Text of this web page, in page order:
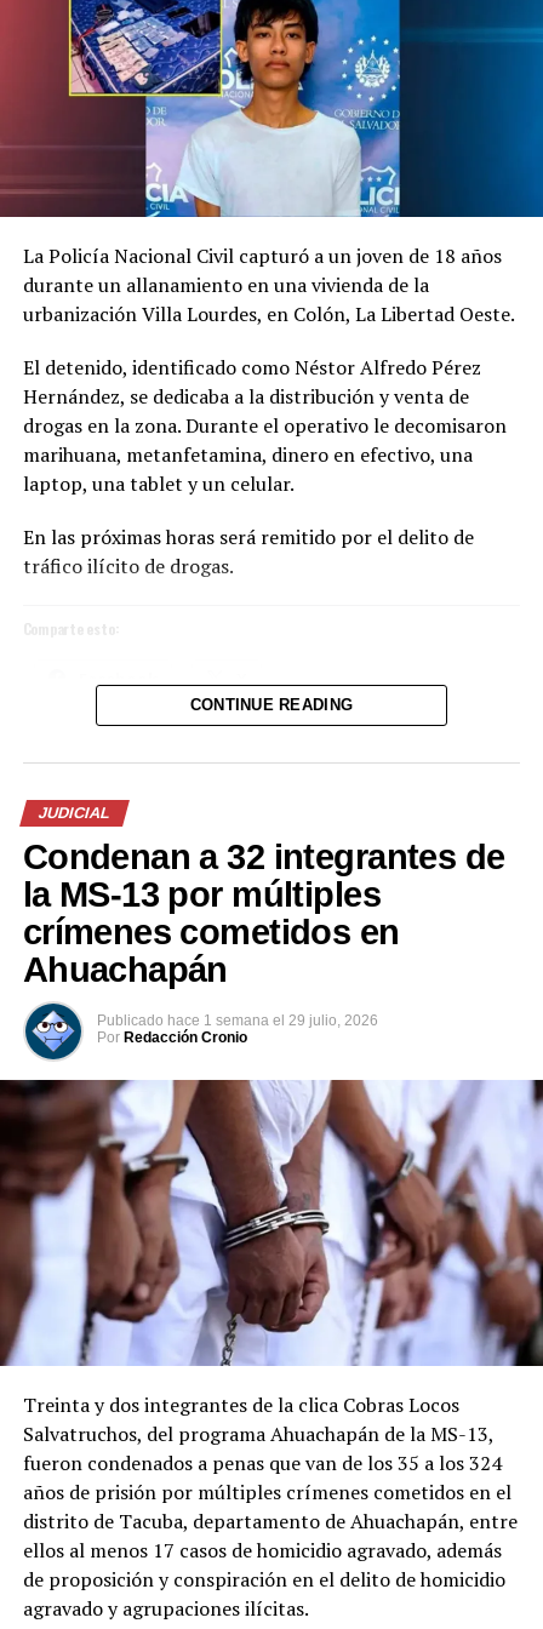
Relacionado
PNC captura un colombiano
clonador de tarjetas de
crédito
1 marzo, 2018
Capturan a dos colombianos
con tarjetas clonadas en un
banco de la colonia Escalón
29 agosto, 2018
En «Nacionales»
Capturan a clonador de
tarjetas de crédito quien
logro obtener más de $12
22 agosto, 2018
En «Nacionales»
Capturan a hombre quien habría cometido fraude
electoral en Soyapango
DON'T MISS
grupo de exterminio
La Policía Nacional Civil capturó a un joven de 18 años
durante un allanamiento en una vivienda de la
urbanización Villa Lourdes, en Colón, La Libertad Oeste.
El detenido, identificado como Néstor Alfredo Pérez
Hernández, se dedicaba a la distribución y venta de
drogas en la zona. Durante el operativo le decomisaron
marihuana, metanfetamina, dinero en efectivo, una
laptop, una tablet y un celular.
En las próximas horas será remitido por el delito de
tráfico ilícito de drogas.
Comparte esto:
CONTINUE READING
JUDICIAL
Condenan a 32 integrantes de
la MS-13 por múltiples
crímenes cometidos en
Ahuachapán
Publicado hace 1 semana el 29 julio, 2026
Por Redacción Cronio
Treinta y dos integrantes de la clica Cobras Locos
Salvatruchos, del programa Ahuachapán de la MS-13,
fueron condenados a penas que van de los 35 a los 324
años de prisión por múltiples crímenes cometidos en el
distrito de Tacuba, departamento de Ahuachapán, entre
ellos al menos 17 casos de homicidio agravado, además
de proposición y conspiración en el delito de homicidio
agravado y agrupaciones ilícitas.